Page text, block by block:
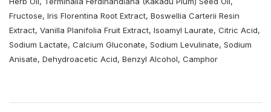
Fructose, Iris Florentina Root Extract, Boswellia Carterii Resin
Extract, Vanilla Planifolia Fruit Extract, Isoamyl Laurate, Citric Acid,
Sodium Lactate, Calcium Gluconate, Sodium Levulinate, Sodium
Anisate, Dehydroacetic Acid, Benzyl Alcohol, Camphor